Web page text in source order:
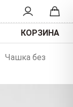
КОРЗИНА
Чашка без